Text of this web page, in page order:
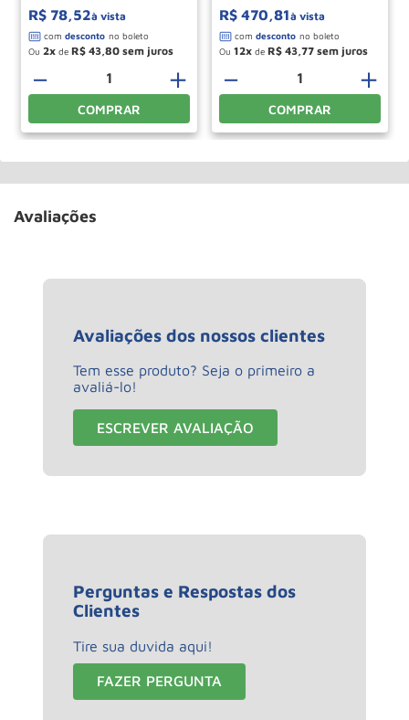
R$ 78,52à vista
Ou 2 de R$ 43,80
＋
－
COMPRAR
R$ 470,81à vista
Ou 12 de R$ 43,77
＋
－
COMPRAR
Avaliações
Avaliações dos nossos clientes
Tem esse produto? Seja o primeiro a
avaliá-lo!
ESCREVER AVALIAÇÃO
Perguntas e Respostas dos
Clientes
Tire sua duvida aqui!
FAZER PERGUNTA